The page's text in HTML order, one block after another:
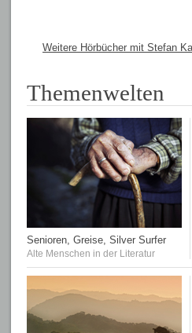
Weitere Hörbücher mit Stefan
Themenwelten
Senioren, Greise, Silver Surfer
Alte Menschen in der Literatur